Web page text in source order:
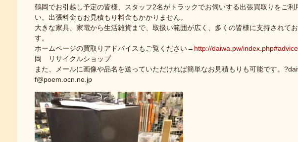
鶴岡でお引越し予定の皆様、スタッフ2名がトラックでお伺いする出張買取りをご利
い。出張料金もお見積もり料金もかかりません。
大きな家具、家電から生活雑貨まで、取扱い範囲が広く、多くの皆様に支持されて
す。
ホームページの買取りアドバイスもご覧ください→ http://daiwa.pw/index.php#advice
岡 リサイクルショップ
また、メールに画像や品名を送っていただければ簡単なお見積もりも可能です。
f@poem.ocn.ne.jp